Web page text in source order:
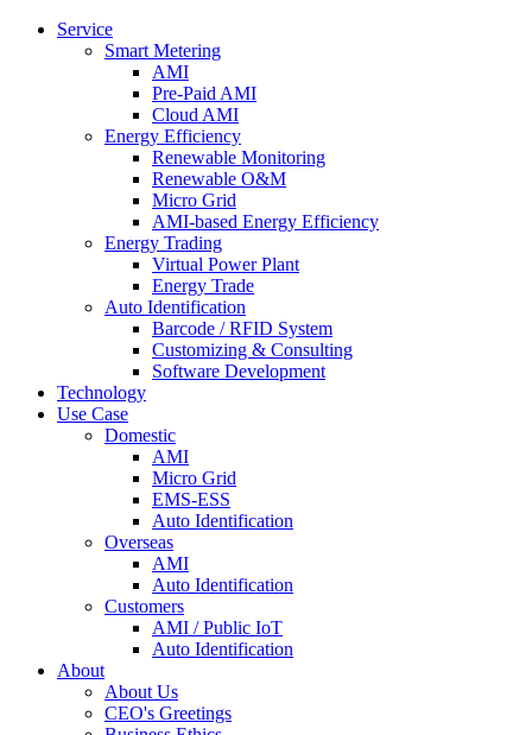
Service
Smart Metering
AMI
Pre-Paid AMI
Cloud AMI
Energy Efficiency
Renewable Monitoring
Renewable O&M
Micro Grid
AMI-based Energy Efficiency
Energy Trading
Virtual Power Plant
Energy Trade
Auto Identification
Barcode / RFID System
Customizing & Consulting
Software Development
Technology
Use Case
Domestic
AMI
Micro Grid
EMS-ESS
Auto Identification
Overseas
AMI
Auto Identification
Customers
AMI / Public IoT
Auto Identification
About
About Us
CEO's Greetings